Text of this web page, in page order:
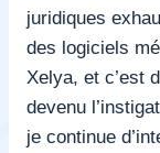
juridiques
des logiciels
Xelya, et c’est
devenu
je continue